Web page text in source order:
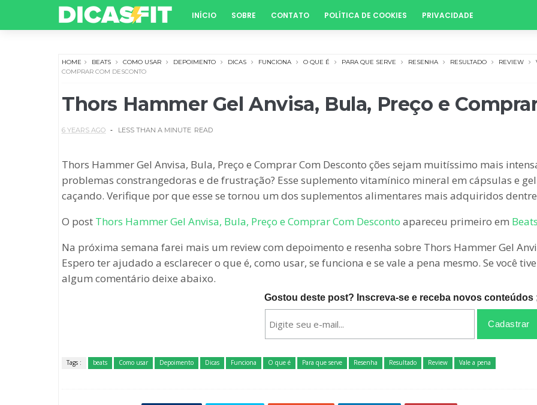
INÍCIO SOBRE CONTATO POLÍTICA DE COOKIES PRIVACIDADE
HOME BEATS COMO USAR DEPOIMENTO DICAS FUNCIONA O QUE É PARA QUE SERVE RESENHA RESULTADO REVIEW
COMPRAR COM DESCONTO
Thors Hammer Gel Anvisa, Bula, Preço e
6 YEARS AGO LESS THAN A MINUTE READ
Thors Hammer Gel Anvisa, Bula, Preço e Comprar Com Desconto ções sejam muitíssimo mais
problemas constrangedoras e de frustração? Esse suplemento vitamínico mineral em cápsulas e
caçando. Verifique por que esse se tornou um dos suplementos alimentares mais adquiridos
O post Thors Hammer Gel Anvisa, Bula, Preço e Comprar Com Desconto apareceu primeiro em
Na próxima semana farei mais um review com depoimento e resenha sobre Thors Hammer Gel
Espero ter ajudado a esclarecer o que é, como usar, se funciona e se vale a pena mesmo. Se você
algum comentário deixe abaixo.
Gostou deste post? Inscreva-se e receba novos conteúdos
Tags : beats Como usar Depoimento Dicas Funciona O que é Para que serve Resenha Resultado Review Vale a pena